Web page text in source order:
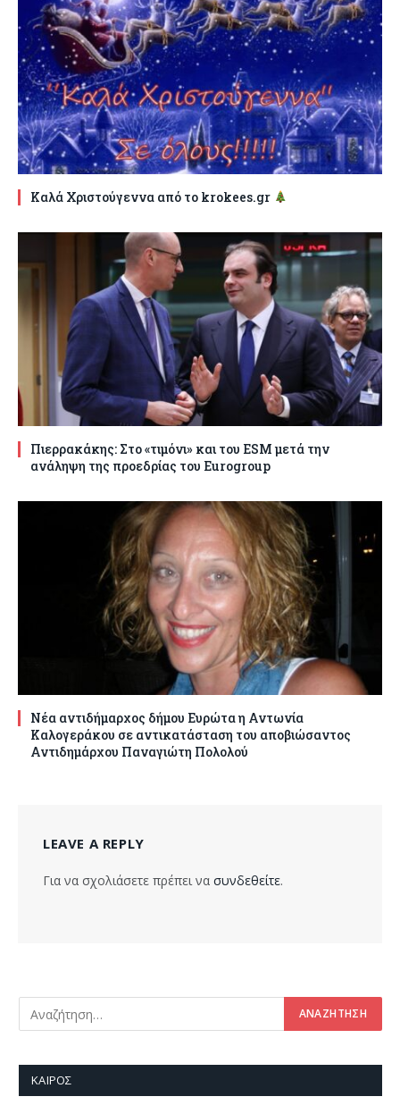
Καλά Χριστούγεννα από το krokees.gr
Πιερρακάκης: Στο «τιμόνι» και του ESM μετά την
ανάληψη της προεδρίας του Eurogroup
Νέα αντιδήμαρχος δήμου Ευρώτα η Αντωνία
Καλογεράκου σε αντικατάσταση του αποβιώσαντος
Αντιδημάρχου Παναγιώτη Πολολού
LEAVE A REPLY
Για να σχολιάσετε πρέπει να συνδεθείτε.
ΚΑΙΡΌΣ